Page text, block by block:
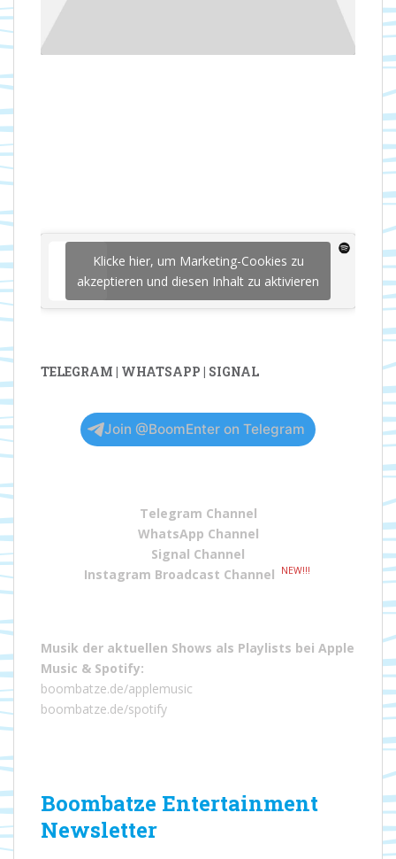
Klicke hier, um Marketing-Cookies zu
akzeptieren und diesen Inhalt zu aktivieren
TELEGRAM | WHATSAPP | SIGNAL
Join @BoomEnter on Telegram
Telegram Channel
WhatsApp Channel
Signal Channel
Instagram Broadcast Channel
NEW!!!
Musik der aktuellen Shows als Playlists bei Apple
Music & Spotify:
boombatze.de/applemusic
boombatze.de/spotify
Boombatze Entertainment
Newsletter